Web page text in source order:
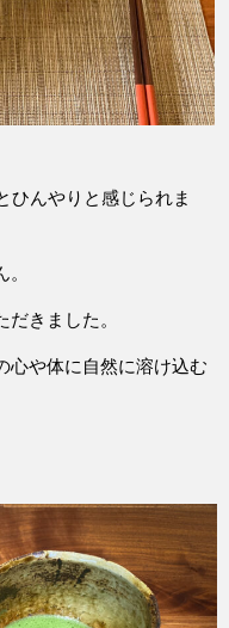
ひんやりと感じられま
きました。
心や体に自然に溶け込む